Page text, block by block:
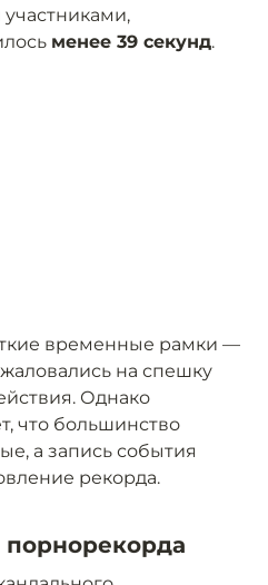
менее 39 секунд.
временные рамки —
на спешку
Однако
что большинство
а запись события
рекорда.
порнорекорда